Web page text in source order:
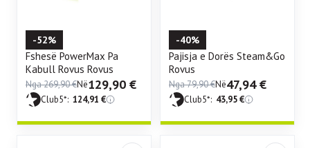
-52%
Fshesë PowerMax Pa
Kabull Rovus Rovus
Nga269,90€Në129,90 €
Club5*: 124,91 €
-40%
Pajisja e Dorës Steam&Go
Rovus
Nga79,90€Në47,94€
Club5*: 43,95€